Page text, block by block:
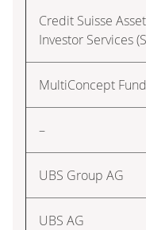
Credit Suisse
Investor Services
MultiConcept
–
UBS Group AG
UBS AG